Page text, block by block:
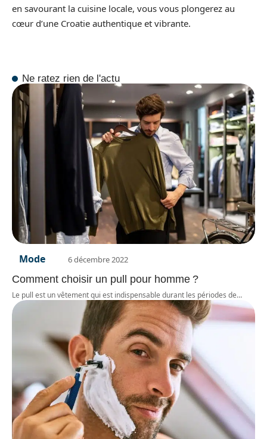
en savourant la cuisine locale, vous vous plongerez au
cœur d’une Croatie authentique et vibrante.
Ne ratez rien de l'actu
Mode 6 décembre 2022
Comment choisir un pull pour homme ?
Le pull est un vêtement qui est indispensable durant les périodes de…